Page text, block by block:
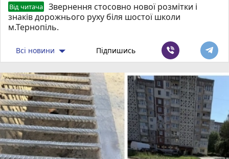
Від читача
Звернення стосовно нової розмітки і
знаків дорожнього руху біля шостої школи
м.Тернопіль.
Всі новини Підпишись